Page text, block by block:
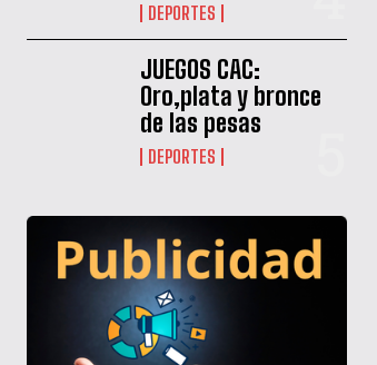
DEPORTES
JUEGOS CAC:
Oro,plata y bronce
de las pesas
DEPORTES